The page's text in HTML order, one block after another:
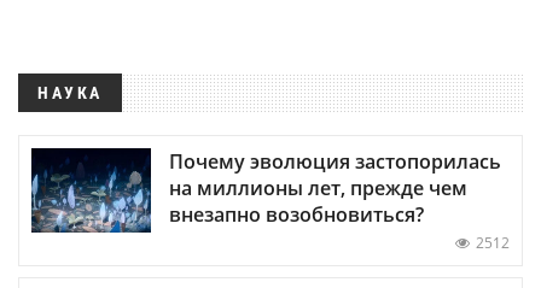
НАУКА
Почему эволюция застопорилась
на миллионы лет, прежде чем
внезапно возобновиться?
2512